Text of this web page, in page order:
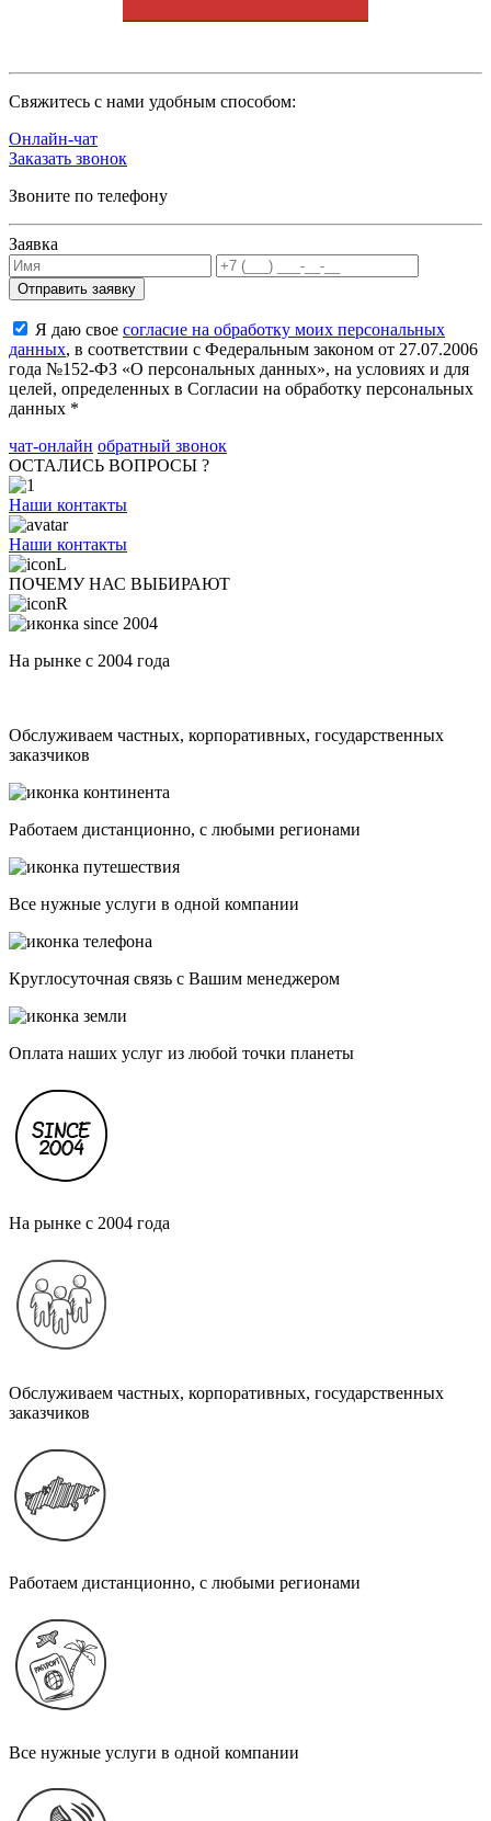
Cвяжитесь с нами удобным способом:
Онлайн-чат
Заказать звонок
Звоните по телефону
Заявка
Я даю свое согласие на обработку моих персональных
данных, в соответствии с Федеральным законом от 27.07.2006
года №152-ФЗ «О персональных данных», на условиях и для
целей, определенных в Согласии на обработку персональных
данных *
чат-онлайн обратный звонок
ОСТАЛИСЬ ВОПРОСЫ ?
Наши контакты
Наши контакты
ПОЧЕМУ НАС ВЫБИРАЮТ
На рынке с 2004 года
Обслуживаем частных, корпоративных, государственных
заказчиков
Работаем дистанционно, с любыми регионами
Все нужные услуги в одной компании
Круглосуточная связь с Вашим менеджером
Оплата наших услуг из любой точки планеты
На рынке с 2004 года
Обслуживаем частных, корпоративных, государственных
заказчиков
Работаем дистанционно, с любыми регионами
Все нужные услуги в одной компании